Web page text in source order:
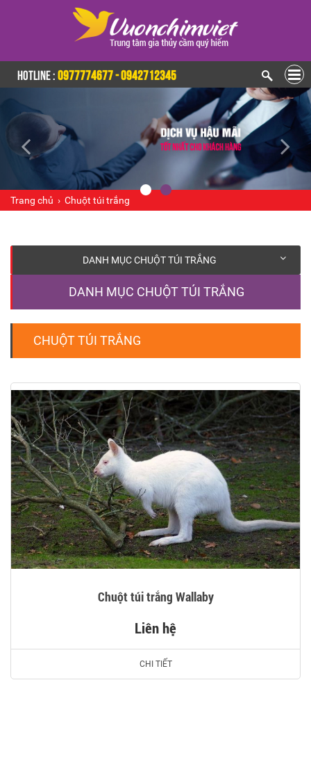
HOTLINE :0977774677 - 0942712345
Trang chủ › Chuột túi trắng
DANH MỤC CHUỘT TÚI TRẮNG
DANH MỤC CHUỘT TÚI TRẮNG
CHUỘT TÚI TRẮNG
Chuột túi trắng Wallaby
Liên hệ
CHI TIẾT